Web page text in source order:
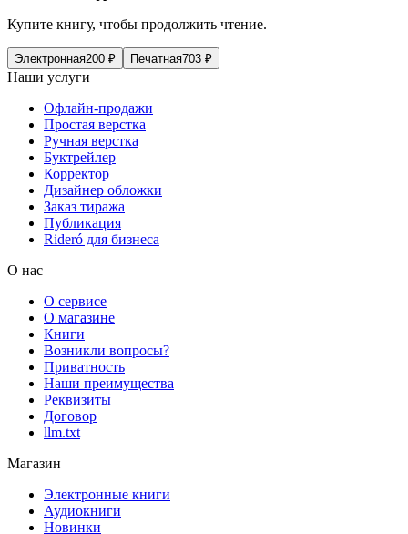
Купите книгу, чтобы продолжить чтение.
Электронная200 ₽ Печатная703 ₽
Наши услуги
Офлайн-продажи
Простая верстка
Ручная верстка
Буктрейлер
Корректор
Дизайнер обложки
Заказ тиража
Публикация
Rideró для бизнеса
О нас
О сервисе
О магазине
Книги
Возникли вопросы?
Приватность
Наши преимущества
Реквизиты
Договор
llm.txt
Магазин
Электронные книги
Аудиокниги
Новинки